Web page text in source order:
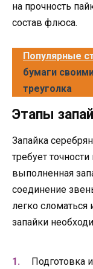
на прочность
состав флюса.
Популярные
бумаги
треуголка
Этапы
Запайка
требует
выполненная
соединение
легко
запайки
Подготовка